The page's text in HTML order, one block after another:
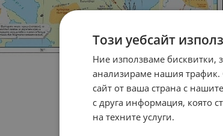
Този уебсайт
Ние използваме бисквитки,
анализираме нашия
сайт от ваша страна с
с друга информация, която
на техните услуги.